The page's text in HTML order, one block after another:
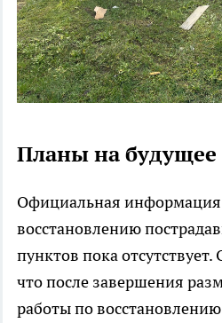
Планы на будущее
Официальная информация
восстановлению
пунктов пока
что после завершения
работы по